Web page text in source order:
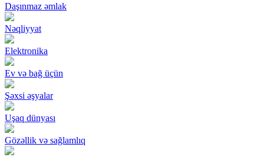
Daşınmaz əmlak
Nəqliyyat
Elektronika
Ev və bağ üçün
Şəxsi əşyalar
Uşaq dünyası
Gözəllik və sağlamlıq